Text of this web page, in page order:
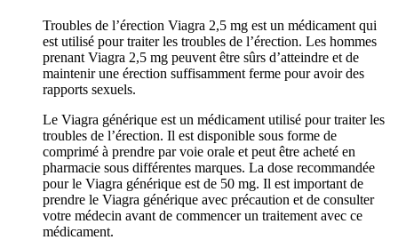
Troubles de l’érection Viagra 2,5 mg est un médicament qui
est utilisé pour traiter les troubles de l’érection. Les hommes
prenant Viagra 2,5 mg peuvent être sûrs d’atteindre et de
maintenir une érection suffisamment ferme pour avoir des
rapports sexuels.
Le Viagra générique est un médicament utilisé pour traiter les
troubles de l’érection. Il est disponible sous forme de
comprimé à prendre par voie orale et peut être acheté en
pharmacie sous différentes marques. La dose recommandée
pour le Viagra générique est de 50 mg. Il est important de
prendre le Viagra générique avec précaution et de consulter
votre médecin avant de commencer un traitement avec ce
médicament.